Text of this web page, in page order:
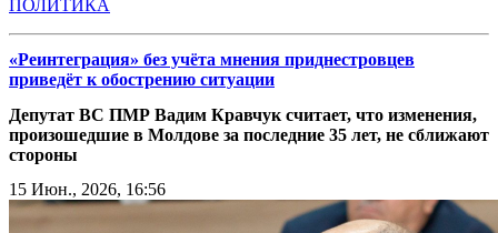
ПОЛИТИКА
«Реинтеграция» без учёта мнения приднестровцев
приведёт к обострению ситуации
Депутат ВС ПМР Вадим Кравчук считает, что изменения,
произошедшие в Молдове за последние 35 лет, не сближают
стороны
15 Июн., 2026, 16:56